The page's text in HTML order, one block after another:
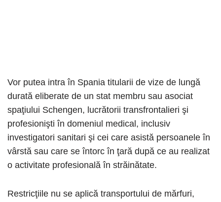
Vor putea intra în Spania titularii de vize de lungă
durată eliberate de un stat membru sau asociat
spaţiului Schengen, lucrătorii transfrontalieri şi
profesionişti în domeniul medical, inclusiv
investigatori sanitari şi cei care asistă persoanele în
vârstă sau care se întorc în ţară după ce au realizat
o activitate profesională în străinătate.
Restricţiile nu se aplică transportului de mărfuri,